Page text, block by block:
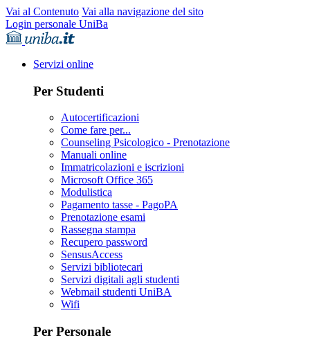
Vai al Contenuto Vai alla navigazione del sito
Login personale UniBa
Servizi online
Per Studenti
Autocertificazioni
Come fare per...
Counseling Psicologico - Prenotazione
Manuali online
Immatricolazioni e iscrizioni
Microsoft Office 365
Modulistica
Pagamento tasse - PagoPA
Prenotazione esami
Rassegna stampa
Recupero password
SensusAccess
Servizi bibliotecari
Servizi digitali agli studenti
Webmail studenti UniBA
Wifi
Per Personale